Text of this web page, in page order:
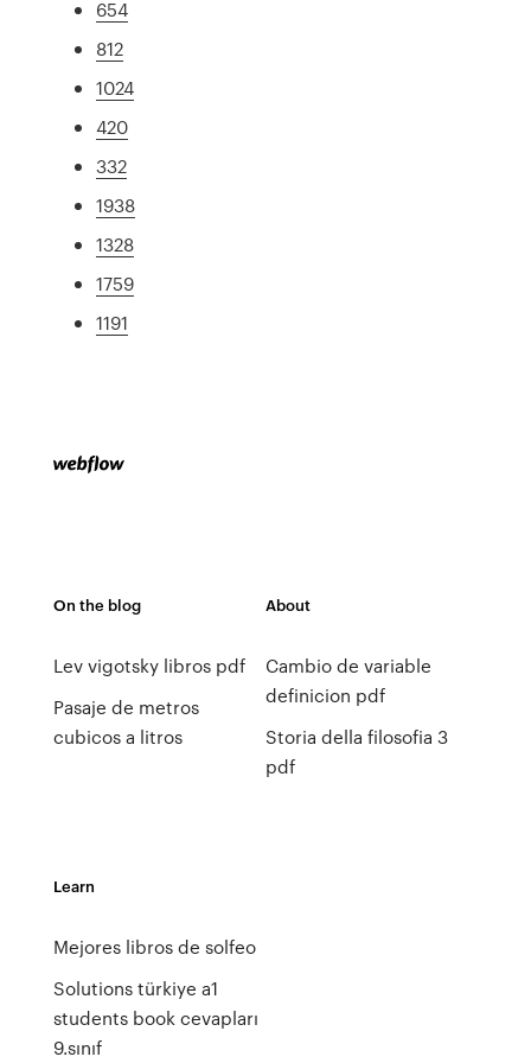
654
812
1024
420
332
1938
1328
1759
1191
On the blog
Lev vigotsky libros pdf
Pasaje de metros
cubicos a litros
About
Cambio de variable
definicion pdf
Storia della filosofia 3
pdf
Learn
Mejores libros de solfeo
Solutions türkiye a1
students book cevapları
9.sınıf